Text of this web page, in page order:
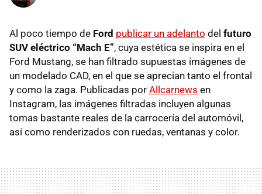
Al poco tiempo de Ford publicar un adelanto del futuro
SUV eléctrico “Mach E”, cuya estética se inspira en el
Ford Mustang, se han filtrado supuestas imágenes de
un modelado CAD, en el que se aprecian tanto el frontal
y como la zaga. Publicadas por Allcarnews en
Instagram, las imágenes filtradas incluyen algunas
tomas bastante reales de la carrocería del automóvil,
así como renderizados con ruedas, ventanas y color.